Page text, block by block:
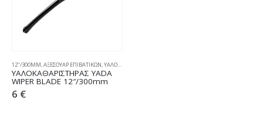
12"/300MM,ΑΞΕΣΟΥΑΡ ΕΠΙΒΑΤΙΚΩΝ,ΥΑΛΟΚΑΘΑΡΙΣΤΗΡΕΣ
ΥΑΛΟΚΑΘΑΡIΣΤΗΡΑΣ YADA
WIPER BLADE 12″/300mm
6 €